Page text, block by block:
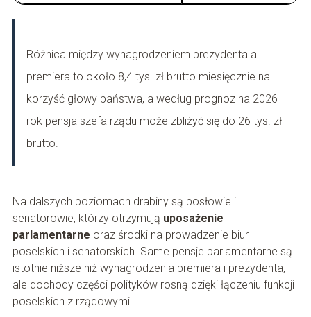
Różnica między wynagrodzeniem prezydenta a
premiera to około 8,4 tys. zł brutto miesięcznie na
korzyść głowy państwa, a według prognoz na 2026
rok pensja szefa rządu może zbliżyć się do 26 tys. zł
brutto.
Na dalszych poziomach drabiny są posłowie i
senatorowie, którzy otrzymują uposażenie
parlamentarne oraz środki na prowadzenie biur
poselskich i senatorskich. Same pensje parlamentarne są
istotnie niższe niż wynagrodzenia premiera i prezydenta,
ale dochody części polityków rosną dzięki łączeniu funkcji
poselskich z rządowymi.